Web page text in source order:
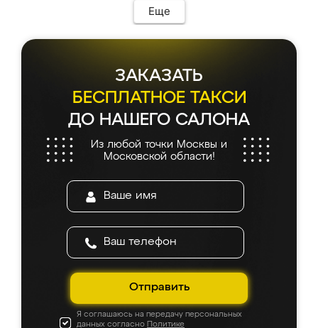
Еще
ЗАКАЗАТЬ
БЕСПЛАТНОЕ ТАКСИ
ДО НАШЕГО САЛОНА
Из любой точки Москвы и
Московской области!
Отправить
Я соглашаюсь на передачу персональных
данных согласно Политике